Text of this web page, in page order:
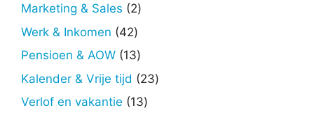
Marketing & Sales 22
Werk & Inkomen 4242
producten
Pensioen & AOW 1313
producten
Kalender & Vrije tijd 2323
Verlof en vakantie 1313